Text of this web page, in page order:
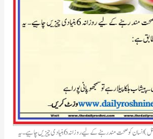
ہالینڈ(ڈیلی روشنی نیوز انٹرنیشنل )انسان کو صحت مند رہنے کے لیے روزانہ 6 بنیادی چیزیں چاہیے۔ یہ WHO اور عام نیوٹریشن